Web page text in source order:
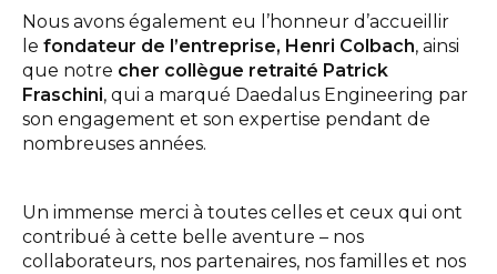
Nous avons également eu l’honneur d’accueillir
le fondateur de l’entreprise, Henri Colbach, ainsi
que notre cher collègue retraité Patrick
Fraschini, qui a marqué Daedalus Engineering par
son engagement et son expertise pendant de
nombreuses années.
Un immense merci à toutes celles et ceux qui ont
contribué à cette belle aventure – nos
collaborateurs, nos partenaires, nos familles et nos